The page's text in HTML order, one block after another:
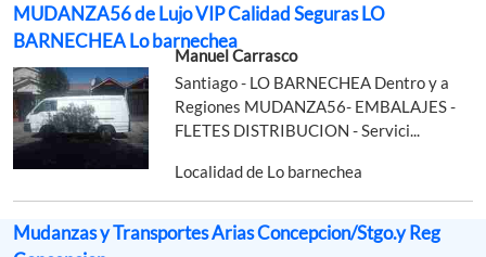
MUDANZA56 de Lujo VIP Calidad Seguras LO
BARNECHEA Lo barnechea
Manuel Carrasco
Santiago - LO BARNECHEA Dentro y a
Regiones MUDANZA56- EMBALAJES -
FLETES DISTRIBUCION - Servici...
Localidad de Lo barnechea
Mudanzas y Transportes Arias Concepcion/Stgo.y Reg